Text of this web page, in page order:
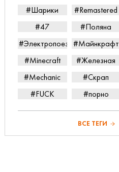
#Шарики
#Remastered
#47
#Поляна
#Электропоезд #Майнкрафт
#Minecraft
#Железная
#Mechanic
#Скрап
#FUCK
#порно
ВСЕ ТЕГИ